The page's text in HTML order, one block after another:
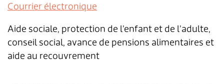
Courrier électronique
Aide sociale, protection de l’enfant et de l’adulte,
conseil social, avance de pensions alimentaires et
aide au recouvrement